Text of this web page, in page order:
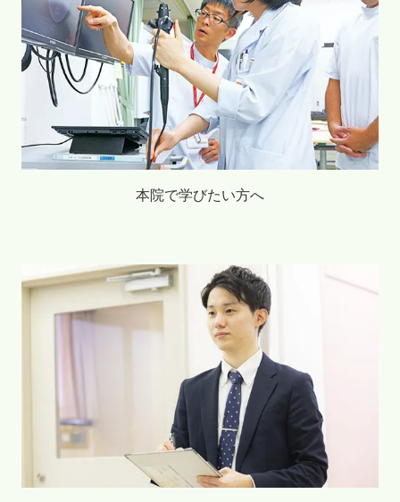
本院で学びたい方へ